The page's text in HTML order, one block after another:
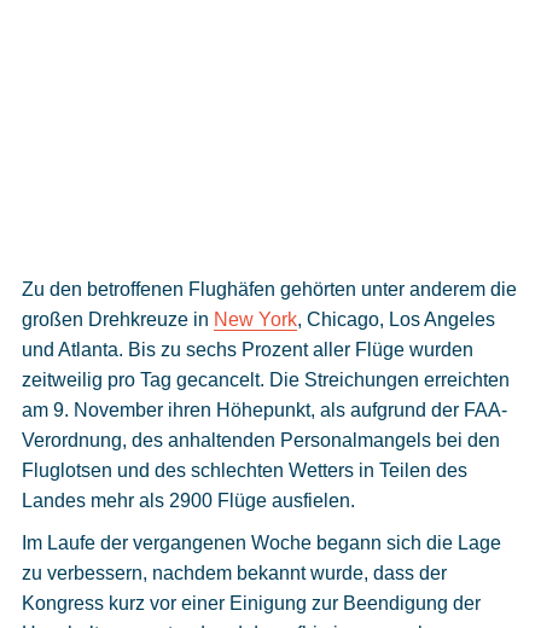
Zu den betroffenen Flughäfen gehörten unter anderem die
großen Drehkreuze in New York, Chicago, Los Angeles
und Atlanta. Bis zu sechs Prozent aller Flüge wurden
zeitweilig pro Tag gecancelt. Die Streichungen erreichten
am 9. November ihren Höhepunkt, als aufgrund der FAA-
Verordnung, des anhaltenden Personalmangels bei den
Fluglotsen und des schlechten Wetters in Teilen des
Landes mehr als 2900 Flüge ausfielen.
Im Laufe der vergangenen Woche begann sich die Lage
zu verbessern, nachdem bekannt wurde, dass der
Kongress kurz vor einer Einigung zur Beendigung der